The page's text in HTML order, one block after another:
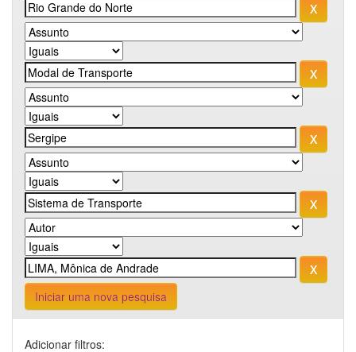
Iniciar uma nova pesquisa
Adicionar filtros: